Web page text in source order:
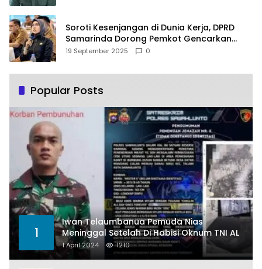
Soroti Kesenjangan di Dunia Kerja, DPRD
Samarinda Dorong Pemkot Gencarkan
Pemberdayaan Perempuan
19 September 2025 0
Popular Posts
1
Iwan Telaumbanua Pemuda Nias
Meninggal Setelah Di Habisi Oknum TNI AL
1 April 2024 1210